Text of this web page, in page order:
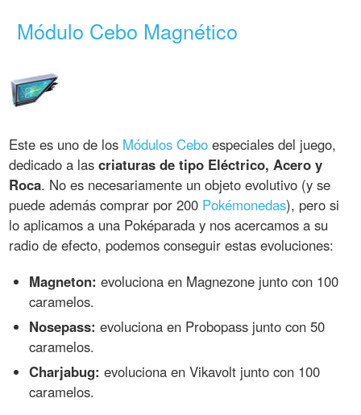
Módulo Cebo Magnético
Este es uno de los Módulos Cebo especiales del juego,
dedicado a lascriaturas de tipo Eléctrico, Acero y
Roca. No es necesariamente un objeto evolutivo (y se
puede además comprar por 200 Pokémonedas), pero si
lo aplicamos a una Poképarada y nos acercamos a su
radio de efecto, podemos conseguir estas evoluciones:
Magneton: evoluciona en Magnezone junto con 100
caramelos.
Nosepass: evoluciona en Probopass junto con 50
caramelos.
Charjabug: evoluciona en Vikavolt junto con 100
caramelos.